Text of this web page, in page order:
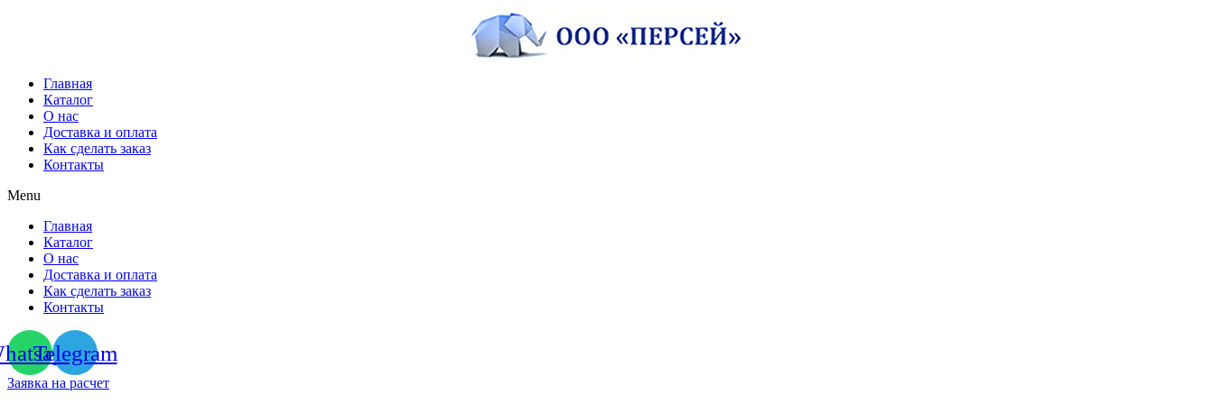
Главная
Каталог
О нас
Доставка и оплата
Как сделать заказ
Контакты
Menu
Главная
Каталог
О нас
Доставка и оплата
Как сделать заказ
Контакты
Telegram
Заявка на расчет